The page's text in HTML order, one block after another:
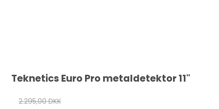
Teknetics Euro Pro metaldetektor 11"
2.295,00 DKK